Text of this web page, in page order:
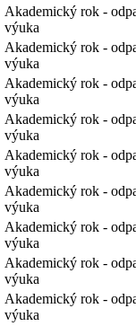
Akademický rok -
výuka
Akademický rok -
výuka
Akademický rok -
výuka
Akademický rok -
výuka
Akademický rok -
výuka
Akademický rok -
výuka
Akademický rok -
výuka
Akademický rok -
výuka
Akademický rok -
výuka